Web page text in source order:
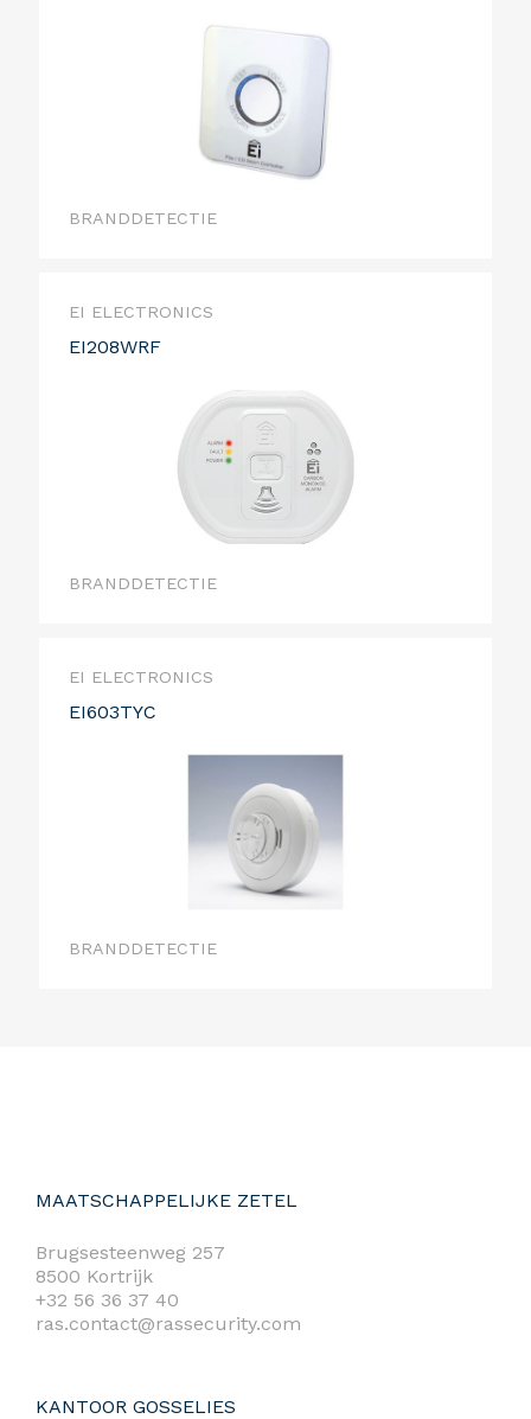
BRANDDETECTIE
EI ELECTRONICS
EI208WRF
BRANDDETECTIE
EI ELECTRONICS
EI603TYC
BRANDDETECTIE
MAATSCHAPPELIJKE ZETEL
Brugsesteenweg 257
8500 Kortrijk
+32 56 36 37 40
ras.contact@rassecurity.com
KANTOOR GOSSELIES